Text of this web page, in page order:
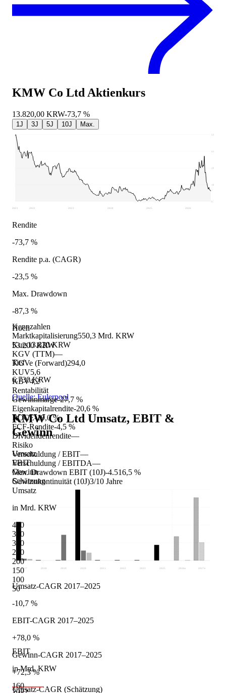
Kennzahlen
Marktkapitalisierung550,3 Mrd. KRW
Kurs13.820 KRW
KGV (TTM)—
KGVe (Forward)294,0
KUV5,6
KBV4,2
Rentabilität
Gewinnmarge-27,7 %
Eigenkapitalrendite-20,6 %
ROCE-19,0 %
FCF-Rendite-4,5 %
Dividendenrendite—
Risiko
Verschuldung / EBIT—
Verschuldung / EBITDA—
Max. Drawdown EBIT (10J)-4.516,5 %
Gewinnkontinuität (10J)3/10 Jahre
Umsatz
in Mrd. KRW
400
350
300
250
200
150
100
50
EBIT
in Mrd. KRW
160
KMW Co Ltd Aktienkurs
13.820,00 KRW-73,7 %
1J 3J 5J 10J Max.
6.730
18.348
29.965
41.583
53.200
2021 2022 2023 2024 2025 2026
Rendite
-73,7 %
Rendite p.a. (CAGR)
-23,5 %
Max. Drawdown
-87,3 %
Hoch
53.200 KRW
Tief
6.730 KRW
Quelle: Eulerpool
KMW Co Ltd Umsatz, EBIT &
Gewinn
Umsatz
EBIT
Gewinn
Schätzung
2017 2018 2019 2020 2021 2022 2023 2025 2026 e 2027 e
Umsatz-CAGR 2017–2025
-10,7 %
EBIT-CAGR 2017–2025
+78,0 %
Gewinn-CAGR 2017–2025
+72,3 %
Umsatz-CAGR (Schätzung)